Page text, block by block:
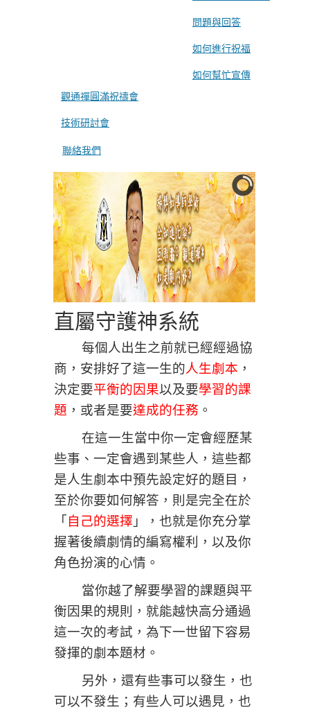
問題與回答
如何進行祝福
如何幫忙宣傳
觀通禪圓滿祝禱會
技術研討會
聯絡我們
直屬守護神系統
每個人出生之前就已經經過協
商，安排好了這一生的人生劇本 ，
決定要平衡的因果以及要學習的課
題 ，或者是要達成的任務 。
在這一生當中你一定會經歷某
些事、一定會遇到某些人，這些都
是人生劇本中預先設定好的題目，
至於你要如何解答，則是完全在於
「 自己的選擇 」，也就是你充分掌
握著後續劇情的編寫權利，以及你
角色扮演的心情。
當你越了解要學習的課題與平
衡因果的規則，就能越快高分通過
這一次的考試，為下一世留下容易
發揮的劇本題材。
另外，還有些事可以發生，也
可以不發生；有些人可以遇見，也